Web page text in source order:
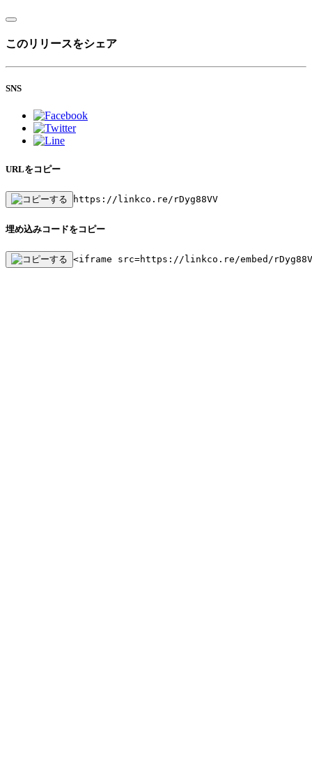
このリリースをシェア
SNS
URLをコピー
https://linkco.re/rDyg88VV
埋め込みコードをコピー
<iframe src=https://linkco.re/embed/